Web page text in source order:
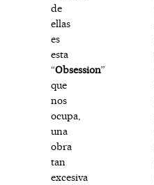
de
ellas
es
esta
“Obsession”
que
nos
ocupa,
una
obra
tan
excesiva